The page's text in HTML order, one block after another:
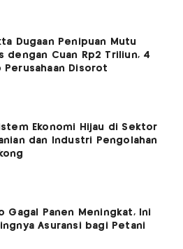
Dugaan Penipuan Mutu
dengan Cuan Rp2 Triliun, 4
Perusahaan Disorot
Ekonomi Hijau di Sektor
dan Industri Pengolahan
Gagal Panen Meningkat, Ini
Asuransi bagi Petani